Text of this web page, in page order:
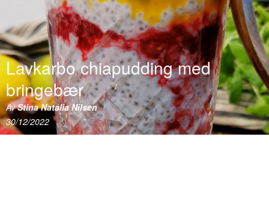
Lavkarbo chiapudding med
bringebær
AvStina Natalia Nilsen
30/12/2022